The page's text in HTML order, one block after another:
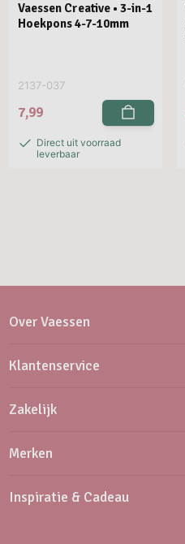
Vaessen Creative • 3-in-1
Hoekpons 4-7-10mm
2137-037
7,99
Direct uit voorraad
leverbaar
Over Vaessen
Klantenservice
Zakelijk
Merken
Inspiratie & Cadeau